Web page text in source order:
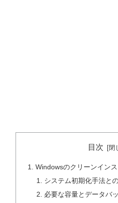
目次
Windowsのクリーンイン
システム初期化手法と
必要な容量とデータバ